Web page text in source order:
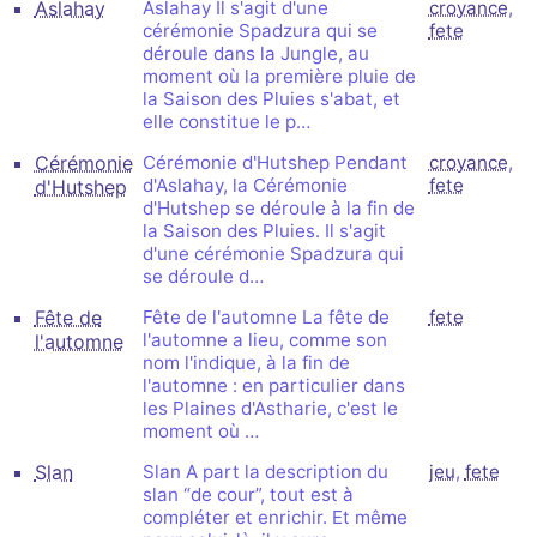
Aslahay
Aslahay Il s'agit d'une
cérémonie Spadzura qui se
déroule dans la Jungle, au
moment où la première pluie de
la Saison des Pluies s'abat, et
elle constitue le p…
croyance,
fete
Cérémonie
d'Hutshep
Cérémonie d'Hutshep Pendant
d'Aslahay, la Cérémonie
d'Hutshep se déroule à la fin de
la Saison des Pluies. Il s'agit
d'une cérémonie Spadzura qui
se déroule d…
croyance,
fete
Fête de
l'automne
Fête de l'automne La fête de
l'automne a lieu, comme son
nom l'indique, à la fin de
l'automne : en particulier dans
les Plaines d'Astharie, c'est le
moment où …
fete
Slan
Slan A part la description du
slan “de cour”, tout est à
compléter et enrichir. Et même
jeu, fete